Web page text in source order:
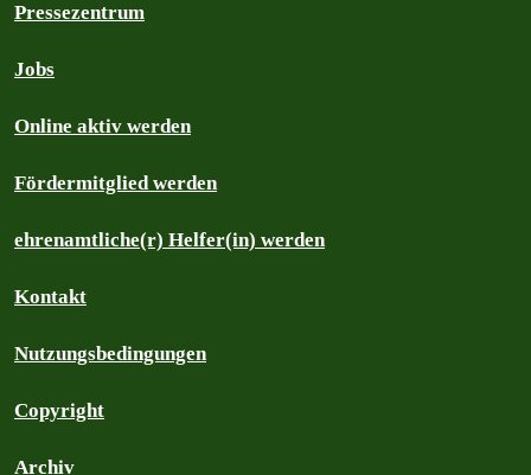
Pressezentrum
Jobs
Online aktiv werden
Fördermitglied werden
ehrenamtliche(r) Helfer(in) werden
Kontakt
Nutzungsbedingungen
Copyright
Archiv